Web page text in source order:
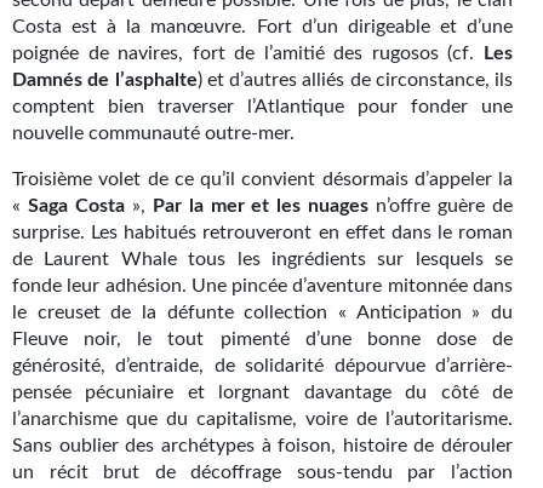
Une Heure-Lumière
Nouvelles
Livres audio
Gratuit
Sans DRM
BIFROST
Tous les numéros
En numérique
Costa est à la manœuvre. Fort d’un dirigeable et d’une
poignée de navires, fort de l’amitié des rugosos (cf.
Les
Damnés de l’asphalte) et d’autres alliés de circonstance, ils
comptent bien traverser l’Atlantique pour fonder une
nouvelle communauté outre-mer.
Troisième volet de ce qu’il convient désormais d’appeler la
« Saga Costa», Par la mer et les nuages n’offre guère de
surprise. Les habitués retrouveront en effet dans le roman
de Laurent Whale tous les ingrédients sur lesquels se
fonde leur adhésion. Une pincée d’aventure mitonnée dans
le creuset de la défunte collection « Anticipation » du
Fleuve noir, le tout pimenté d’une bonne dose de
générosité, d’entraide, de solidarité dépourvue d’arrière-
pensée pécuniaire et lorgnant davantage du côté de
l’anarchisme que du capitalisme, voire de l’autoritarisme.
Sans oublier des archétypes à foison, histoire de dérouler
un récit brut de décoffrage sous-tendu par l’action